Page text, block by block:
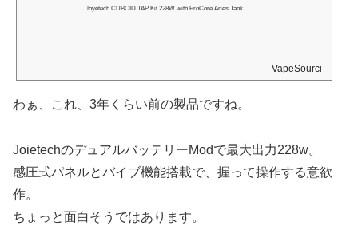
Joyetech CUBOID TAP Kit 228W with ProCore Aries Tank
VapeSourcing
わぁ、これ、3年くらい前の製品ですね。
JoietechのデュアルバッテリーModで最大出力228w。
感圧式パネルとバイブ機能搭載で、握って操作する意欲
作。
ちょっと面白そうではあります。